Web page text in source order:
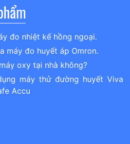
đo nhiệt kế hồng ngoại.
máy đo huyết áp Omron.
oxy tại nhà không?
máy thử đường huyết Viva
Accu